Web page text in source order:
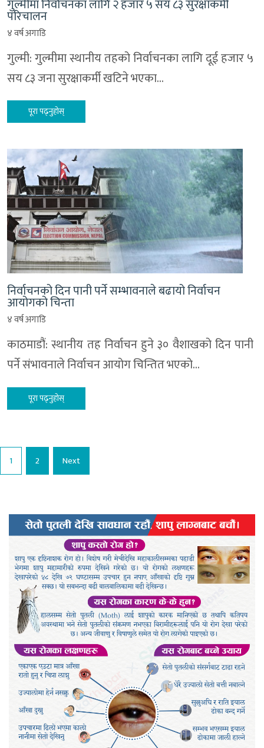
गुल्मीमा निर्वाचनका लागि २ हजार ५ सय ८३ सुरक्षाकर्मी
परिचालन
४ वर्ष अगाडि
गुल्मी: गुल्मीमा स्थानीय तहको निर्वाचनका लागि दूई हजार ५
सय ८३ जना सुरक्षाकर्मी खटिने भएका…
पूरा पढ्नुहोस्
निर्वाचनको दिन पानी पर्ने सम्भावनाले बढायो निर्वाचन
आयोगको चिन्ता
४ वर्ष अगाडि
काठमाडौं: स्थानीय तह निर्वाचन हुने ३० वैशाखको दिन पानी
पर्ने संभावनाले निर्वाचन आयोग चिन्तित भएको…
पूरा पढ्नुहोस्
Posts
pagination
1 2 Next